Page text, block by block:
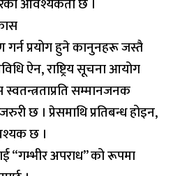
गर्न प्रयोग हुने कानुनहरू जस्तै
ऐन, राष्ट्रिय सूचना आयोग
स्वतन्त्रताप्रति सम्मानजनक
छ । प्रेसमाथि प्रतिबन्ध होइन,
छ ।
“गम्भीर अपराध” को रूपमा